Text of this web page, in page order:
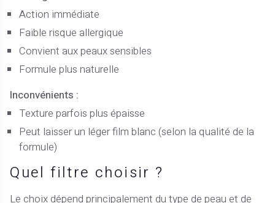
Action immédiate
Faible risque allergique
Convient aux peaux sensibles
Formule plus naturelle
Inconvénients :
Texture parfois plus épaisse
Peut laisser un léger film blanc (selon la qualité de la
formule)
Quel filtre choisir ?
Le choix dépend principalement du type de peau et de